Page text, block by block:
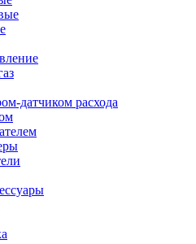
датчиком расхода